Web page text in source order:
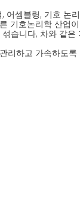
어셈블링, 기호 논
기호논리학 산
니다, 차와 같
리하고 가속하도